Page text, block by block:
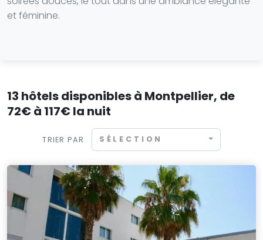
et féminine.
13 hôtels disponibles à Montpellier, de
72€ à 117€ la nuit
TRIER PAR SÉLECTION